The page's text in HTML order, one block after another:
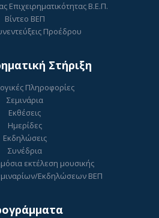
Επιχειρηματικότητας Β.Ε.Π.
Βίντεο ΒΕΠ
Προέδρου
Στήριξη
Πληροφορίες
Σεμινάρια
Εκθέσεις
Ημερίδες
Εκδηλώσεις
Συνέδρια
εκτέλεση μουσικής
Εκδηλώσεων ΒΕΠ